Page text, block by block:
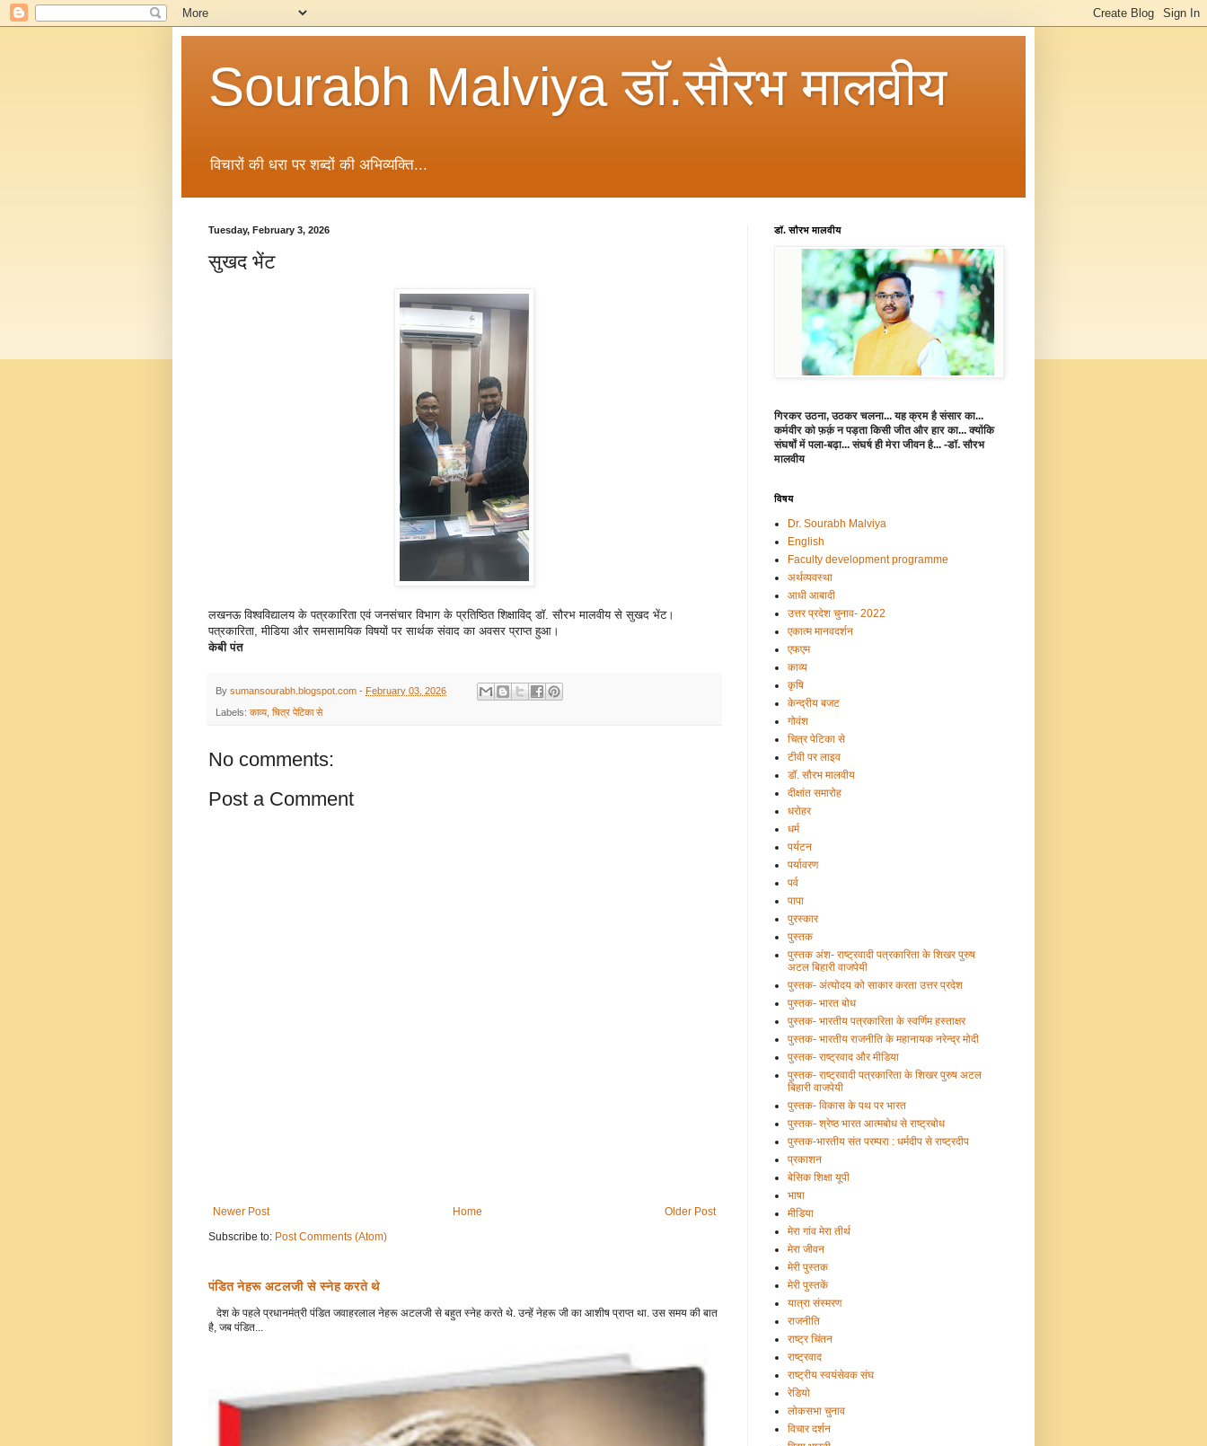
Sourabh Malviya डॉ.सौरभ मालवीय
विचारों की धरा पर शब्दों की अभिव्यक्ति...
Tuesday, February 3, 2026
सुखद भेंट
लखनऊ विश्वविद्यालय के पत्रकारिता एवं जनसंचार विभाग के प्रतिष्ठित शिक्षाविद् डॉ. सौरभ मालवीय से सुखद भेंट।
पत्रकारिता, मीडिया और समसामयिक विषयों पर सार्थक संवाद का अवसर प्राप्त हुआ।
केबी पंत
By sumansourabh.blogspot.com - February 03, 2026
Labels: काव्य, चित्र पेटिका से
No comments:
Post a Comment
Newer Post Older Post
Home
Subscribe to: Post Comments (Atom)
पंडित नेहरू अटलजी से स्नेह करते थे
देश के पहले प्रधानमंत्री पंडित जवाहरलाल नेहरू अटलजी से बहुत स्नेह करते थे. उन्हें नेहरू जी का आशीष प्राप्त था. उस समय की बात
है, जब पंडित...
डॉ. सौरभ मालवीय
गिरकर उठना, उठकर चलना... यह क्रम है संसार का...
कर्मवीर को फ़र्क़ न पड़ता किसी जीत और हार का... क्योंकि
संघर्षों में पला-बढ़ा... संघर्ष ही मेरा जीवन है... -डॉ. सौरभ
मालवीय
विषय
Dr. Sourabh Malviya
English
Faculty development programme
अर्थव्यवस्था
आधी आबादी
उत्तर प्रदेश चुनाव- 2022
एकात्म मानवदर्शन
एफएम
काव्य
कृषि
केन्द्रीय बजट
गोवंश
चित्र पेटिका से
टीवी पर लाइव
डॉ. सौरभ मालवीय
दीक्षांत समारोह
धरोहर
धर्म
पर्यटन
पर्यावरण
पर्व
पापा
पुरस्कार
पुस्तक
पुस्तक अंश- राष्ट्रवादी पत्रकारिता के शिखर पुरुष
अटल बिहारी वाजपेयी
पुस्तक- अंत्योदय को साकार करता उत्तर प्रदेश
पुस्तक- भारत बोध
पुस्तक- भारतीय पत्रकारिता के स्वर्णिम हस्ताक्षर
पुस्तक- भारतीय राजनीति के महानायक नरेन्द्र मोदी
पुस्तक- राष्ट्रवाद और मीडिया
पुस्तक- राष्ट्रवादी पत्रकारिता के शिखर पुरुष अटल
बिहारी वाजपेयी
पुस्तक- विकास के पथ पर भारत
पुस्तक- श्रेष्ठ भारत आत्मबोध से राष्ट्रबोध
पुस्तक-भारतीय संत परम्परा : धर्मदीप से राष्ट्रदीप
प्रकाशन
बेसिक शिक्षा यूपी
भाषा
मीडिया
मेरा गांव मेरा तीर्थ
मेरा जीवन
मेरी पुस्तक
मेरी पुस्तकें
यात्रा संस्मरण
राजनीति
राष्ट्र चिंतन
राष्ट्रवाद
राष्ट्रीय स्वयंसेवक संघ
रेडियो
लोकसभा चुनाव
विचार दर्शन